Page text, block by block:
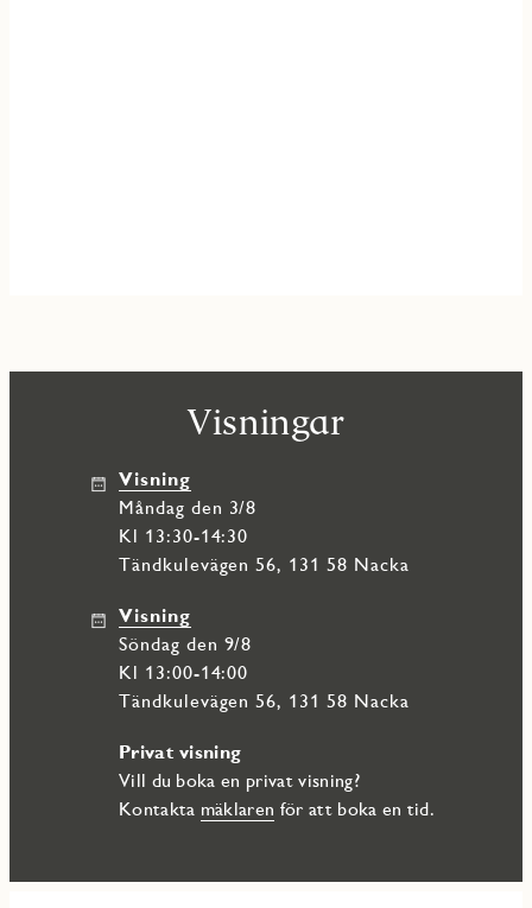
Visningar
Visning
måndag den 3/8
Kl 13:30-14:30
Tändkulevägen 56, 131 58 Nacka
Visning
söndag den 9/8
Kl 13:00-14:00
Tändkulevägen 56, 131 58 Nacka
Privat visning
Vill du boka en privat visning?
Kontakta mäklaren för att boka en tid.